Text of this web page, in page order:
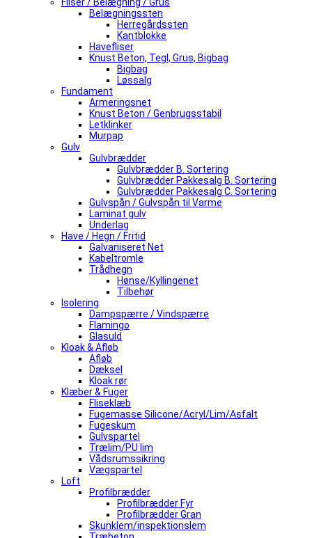
Belægningssten
Herregårdssten
Kantblokke
Havefliser
Knust Beton, Tegl, Grus, Bigbag
Bigbag
Løssalg
Fundament
Armeringsnet
Knust Beton / Genbrugsstabil
Letklinker
Murpap
Gulv
Gulvbrædder
Gulvbrædder B. Sortering
Gulvbrædder Pakkesalg B. Sortering
Gulvbrædder Pakkesalg C. Sortering
Gulvspån / Gulvspån til Varme
Laminat gulv
Underlag
Have / Hegn / Fritid
Galvaniseret Net
Kabeltromle
Trådhegn
Hønse/Kyllingenet
Tilbehør
Isolering
Dampspærre / Vindspærre
Flamingo
Glasuld
Kloak & Afløb
Afløb
Dæksel
Kloak rør
Klæber & Fuger
Fliseklæb
Fugemasse Silicone/Acryl/Lim/Asfalt
Fugeskum
Gulvspartel
Trælim/PU lim
Vådsrumssikring
Vægspartel
Loft
Profilbrædder
Profilbrædder Fyr
Profilbrædder Gran
Skunklem/inspektionslem